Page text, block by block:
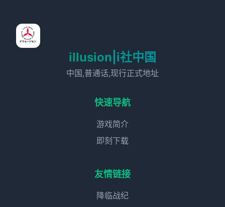
illusion|i社中国
中国,普通话,现行正式地址
快速导航
游戏简介
即刻下载
友情链接
降临战纪